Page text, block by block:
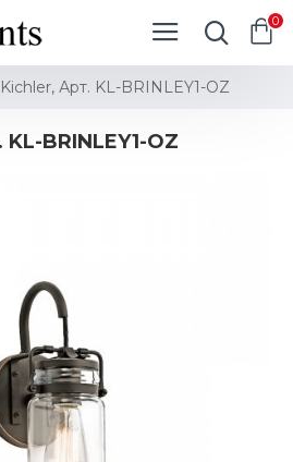
0
Арт. KL-BRINLEY1-OZ
BRINLEY1-OZ